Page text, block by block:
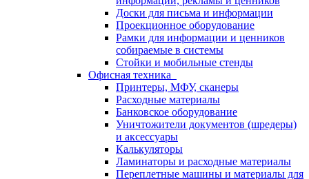
Доски для письма и информации
Проекционное оборудование
Рамки для информации и ценников
собираемые в системы
Стойки и мобильные стенды
Офисная техника
Принтеры, МФУ, сканеры
Расходные материалы
Банковское оборудование
Уничтожители документов (шредеры)
и аксессуары
Калькуляторы
Ламинаторы и расходные материалы
Переплетные машины и материалы для